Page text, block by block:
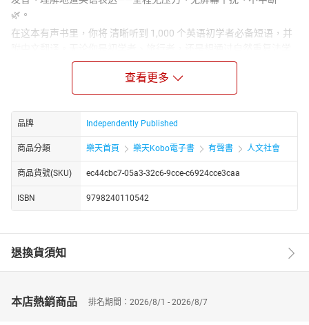
🌿。
在这本有声书里，你将 清晰听到 1,000 个英语初学者必备短语，并
英语的人，都非常适合。
随时随地收听：床上 🛏️、健身房 🏋️、车里 🚙 或日常生活——每一分
钟都在 提升你的英语词汇量与听力理解能力 🌙。
放松、专注、轻松学英语！
更多精彩内容、趣味游戏 🎮 和独家视频课程，请访问 👉 1000-
words.com
同时支持 Android & iPhone 应用 📱，学习更方便！
查看更多
品牌 Independently Published
商品分類 樂天首頁 樂天Kobo電子書 有聲書 人文社會
商品貨號(SKU) ec44cbc7-05a3-32c6-9cce-c6924cce3caa
ISBN 9798240110542
退換貨須知
本店熱銷商品 排名期間：2026/8/1 - 2026/8/7